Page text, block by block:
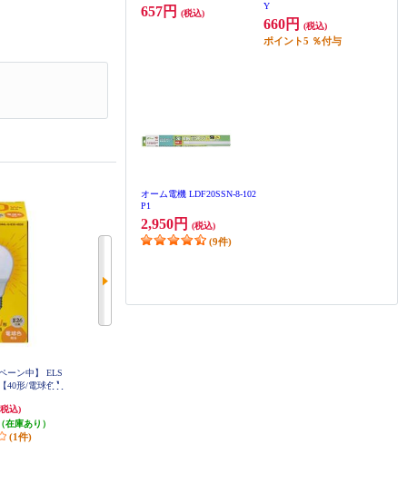
657円 (税込)
Y
660円 (税込)
ポイント5 ％付与
オーム電機 LDF20SSN-8-102
P1
2,950円 (税込)
(9件)
ーン中】 ELS
40形/電球色】
込)
在庫あり）
(1件)